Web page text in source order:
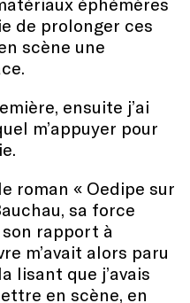
de prolonger ces
scène une
ensuite j’ai
m’appuyer pour
roman « Oedipe sur
sa force
rapport à
m’avait alors paru
lisant que j’avais
en scène, en